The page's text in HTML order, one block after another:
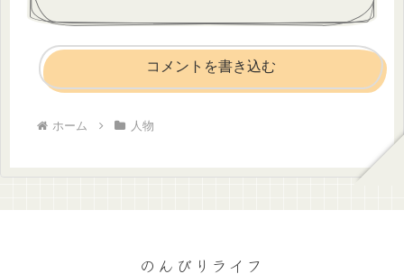
コメントを書き込む
ホーム 人物
のんびりライフ